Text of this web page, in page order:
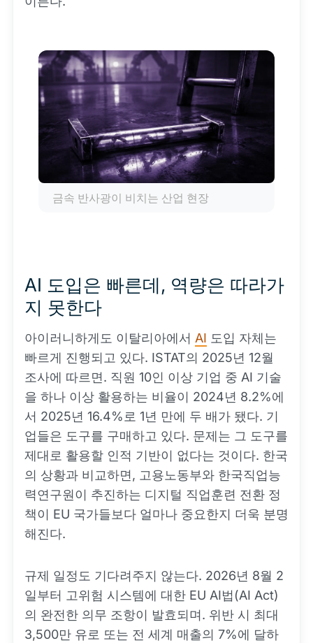
금속 반사광이 비치는 산업 현장
AI 도입은 빠른데, 역량은 따라가
지 못한다
아이러니하게도 이탈리아에서 AI 도입 자체는
빠르게 진행되고 있다. ISTAT의 2025년 12월
조사에 따르면. 직원 10인 이상 기업 중 AI 기술
을 하나 이상 활용하는 비율이 2024년 8.2%에
서 2025년 16.4%로 1년 만에 두 배가 됐다. 기
업들은 도구를 구매하고 있다. 문제는 그 도구를
제대로 활용할 인적 기반이 없다는 것이다. 한국
의 상황과 비교하면, 고용노동부와 한국직업능
력연구원이 추진하는 디지털 직업훈련 전환 정
책이 EU 국가들보다 얼마나 중요한지 더욱 분명
해진다.
규제 일정도 기다려주지 않는다. 2026년 8월 2
일부터 고위험 시스템에 대한 EU AI법(AI Act)
의 완전한 의무 조항이 발효되며. 위반 시 최대
3,500만 유로 또는 전 세계 매출의 7%에 달하